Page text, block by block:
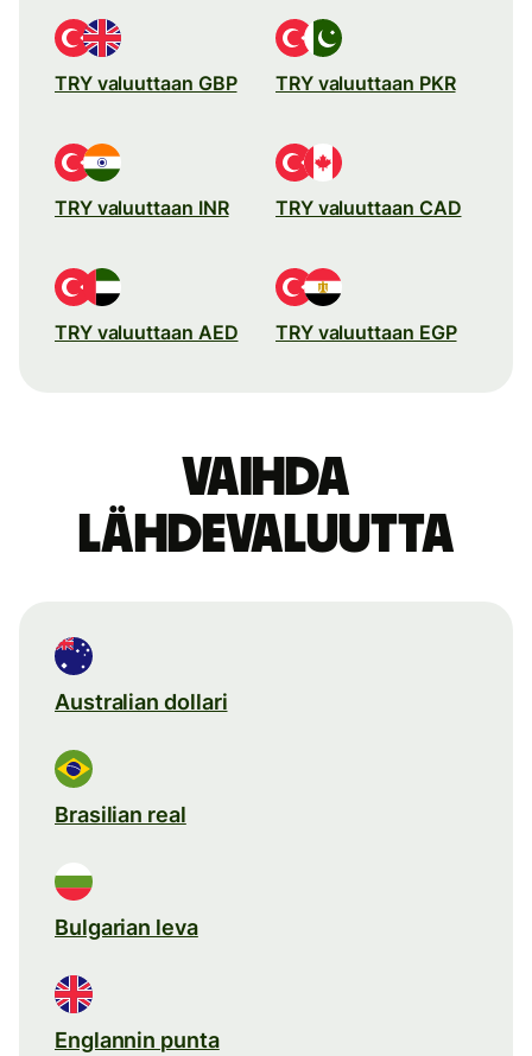
TRY valuuttaan GBP TRY valuuttaan PKR
TRY valuuttaan INR TRY valuuttaan CAD
TRY valuuttaan AED TRY valuuttaan EGP
Vaihda
lähdevaluutta
Australian dollari
Brasilian real
Bulgarian leva
Englannin punta